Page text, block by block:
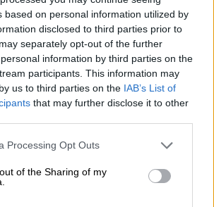
based on personal information utilized by
disclosed to third parties prior to
separately opt-out of the further
information by third parties on the
participants. This information may
us to third parties on the IAB’s List of
that may further disclose it to other
website/app uses one or more Google
or usage behaviour. You may click to
to Google and its third-party tags to
specified purposes in below Google
Processing Opt Outs
of the Sharing of my
οποίο έφερε το Σήμα του
: Είχε δώσει διαταγή να
κάτοικοι στο χωριό
Κρήτης. Εξήντα άνθρωποι –
τη ζωή τους εκείνη τη
απαθανατίστηκε η σφαγή
οπερατέρ!